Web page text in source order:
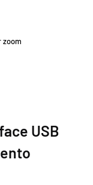
zoom
USB